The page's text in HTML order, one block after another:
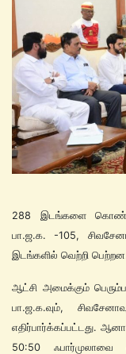
288 இடங்களை கொண்ட
பா.ஜ.க. -105,
இடங்களில் வெற்றி
ஆட்சி அமைக்கும்
பா.ஜ.க.வும்,
எதிர்பார்க்கப்பட்டது.
50:50 ஃபார்முலாவை